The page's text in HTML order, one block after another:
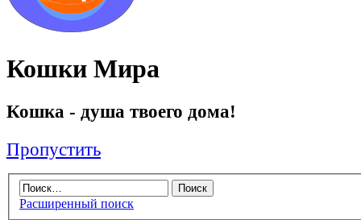
Кошки Мира
Кошка - душа твоего дома!
Пропустить
Расширенный поиск